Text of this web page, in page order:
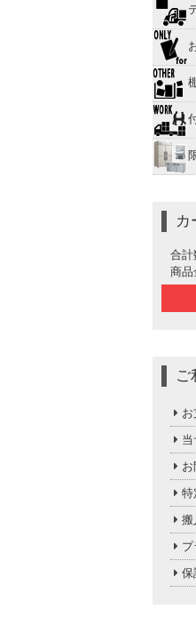
カ
合計
商品
ご
特
搬
保